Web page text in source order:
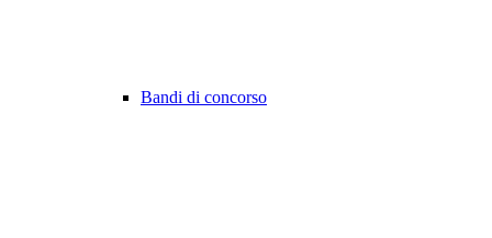
Bandi di concorso